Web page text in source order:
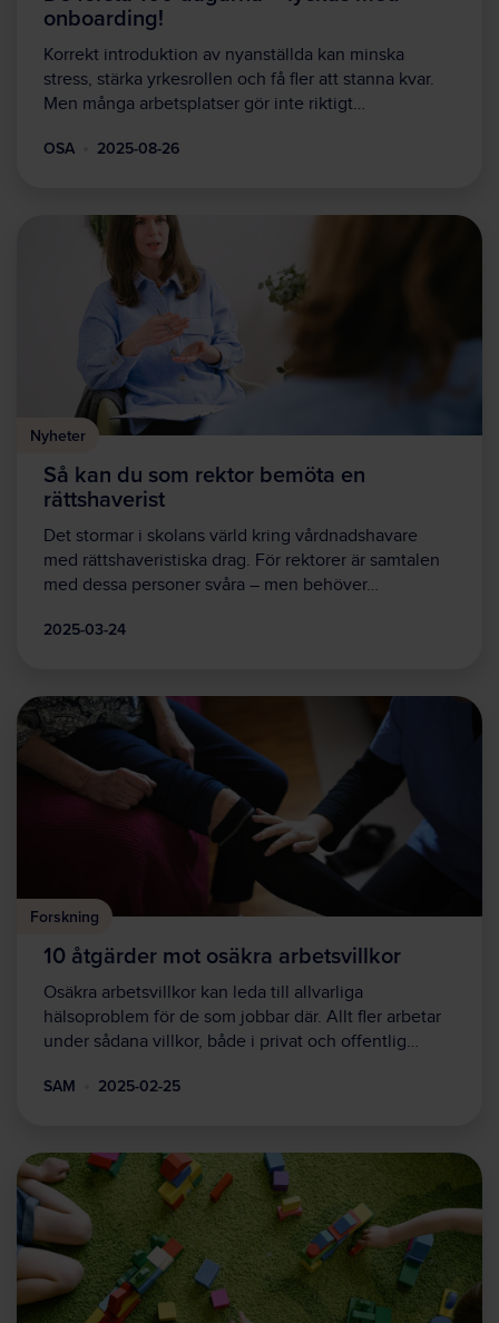
onboarding!
Korrekt introduktion av nyanställda kan minska
stress, stärka yrkesrollen och få fler att stanna kvar.
Men många arbetsplatser gör inte riktigt…
OSA 2025-08-26
Nyheter
Så kan du som rektor bemöta en
rättshaverist
Det stormar i skolans värld kring vårdnadshavare
med rättshaveristiska drag. För rektorer är samtalen
med dessa personer svåra – men behöver…
2025-03-24
Forskning
10 åtgärder mot osäkra arbetsvillkor
Osäkra arbetsvillkor kan leda till allvarliga
hälsoproblem för de som jobbar där. Allt fler arbetar
under sådana villkor, både i privat och offentlig…
SAM 2025-02-25